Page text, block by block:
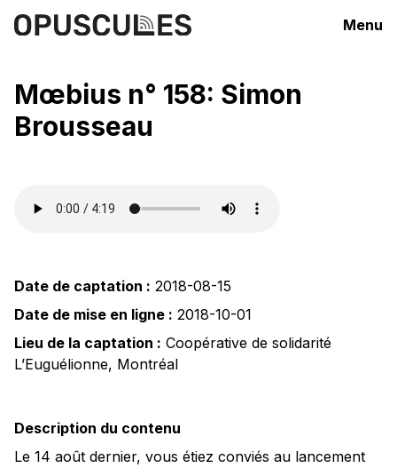
Menu
Mœbius n° 158: Simon
Brousseau
Date de captation : 2018-08-15
Date de mise en ligne : 2018-10-01
Lieu de la captation : Coopérative de solidarité
L’Euguélionne, Montréal
Description du contenu
Le 14 août dernier, vous étiez conviés au lancement